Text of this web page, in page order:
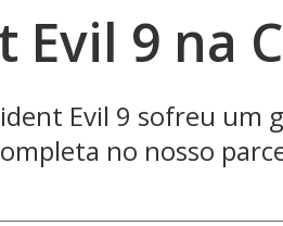
Evil 9 na
Evil 9 sofreu um
no nosso